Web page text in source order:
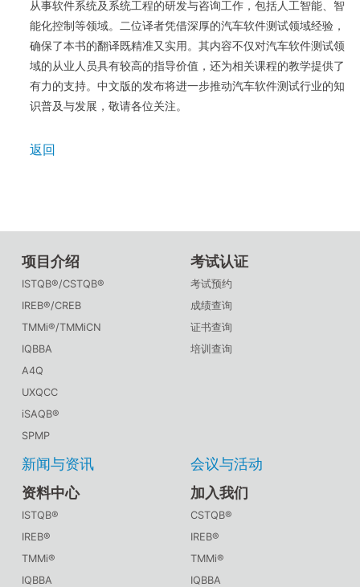
从事软件系统及系统工程的研发与咨询工作，包括人工智能、智
能化控制等领域。二位译者凭借深厚的汽车软件测试领域经验，
确保了本书的翻译既精准又实用。其内容不仅对汽车软件测试领
域的从业人员具有较高的指导价值，还为相关课程的教学提供了
有力的支持。中文版的发布将进一步推动汽车软件测试行业的知
识普及与发展，敬请各位关注。
返回
项目介绍
ISTQB®/CSTQB®
IREB®/CREB
TMMi®/TMMiCN
IQBBA
A4Q
UXQCC
iSAQB®
SPMP
考试认证
考试预约
成绩查询
证书查询
培训查询
新闻与资讯
会议与活动
资料中心
ISTQB®
IREB®
TMMi®
IQBBA
加入我们
CSTQB®
IREB®
TMMi®
IQBBA